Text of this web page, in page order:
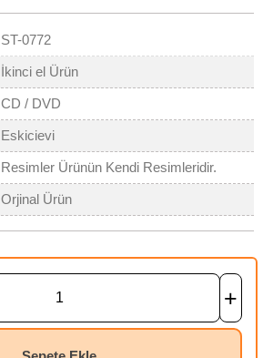
ST-0772
İkinci el Ürün
CD / DVD
Eskicievi
Resimler Ürünün Kendi Resimleridir.
Orjinal Ürün
+